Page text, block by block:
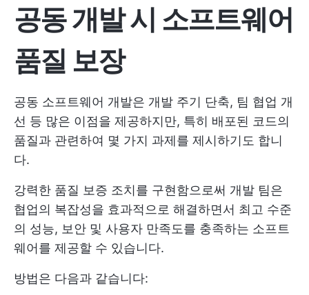
공동 개발 시 소프트웨어
품질 보장
공동 소프트웨어 개발은 개발 주기 단축, 팀 협업 개
선 등 많은 이점을 제공하지만, 특히 배포된 코드의
품질과 관련하여 몇 가지 과제를 제시하기도 합니
다.
강력한 품질 보증 조치를 구현함으로써 개발 팀은
협업의 복잡성을 효과적으로 해결하면서 최고 수준
의 성능, 보안 및 사용자 만족도를 충족하는 소프트
웨어를 제공할 수 있습니다.
방법은 다음과 같습니다: